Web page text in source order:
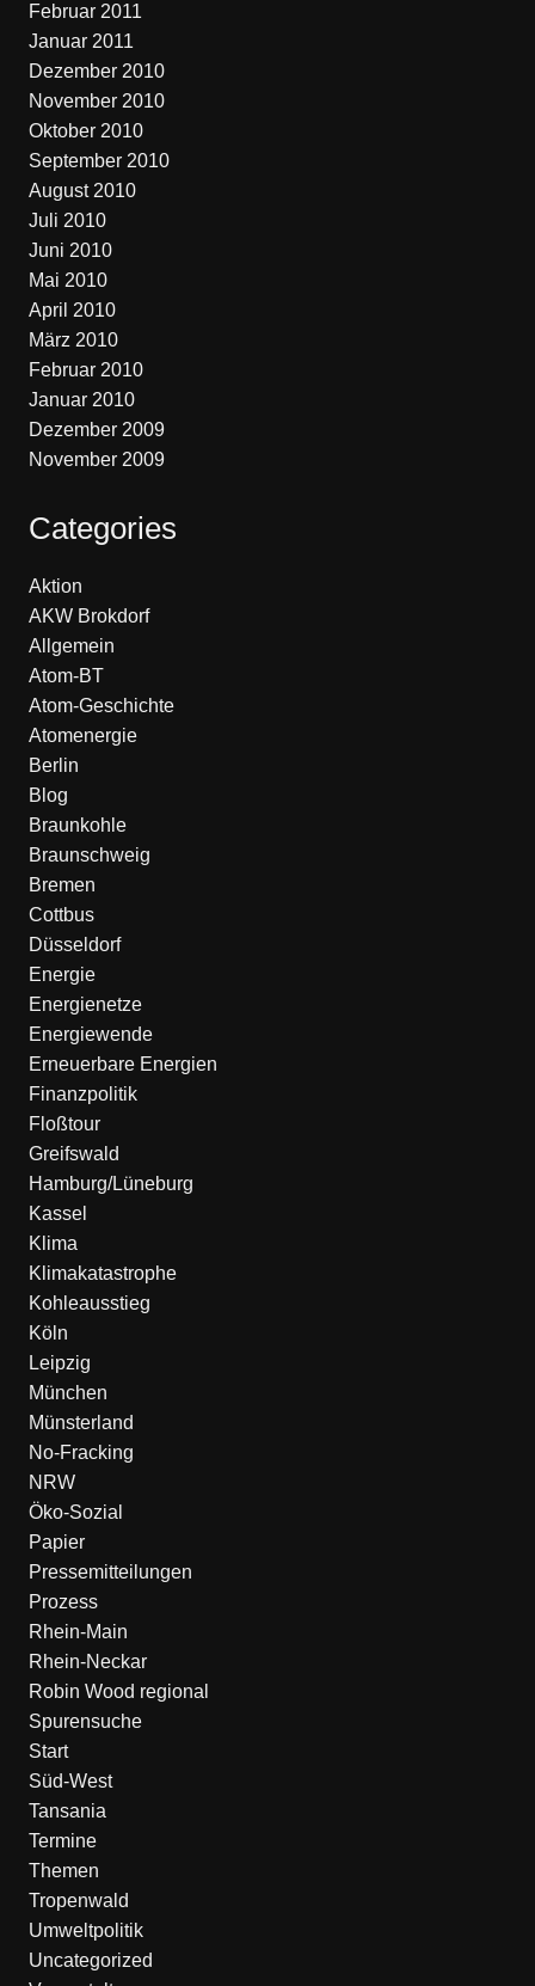
Februar 2011
Januar 2011
Dezember 2010
November 2010
Oktober 2010
September 2010
August 2010
Juli 2010
Juni 2010
Mai 2010
April 2010
März 2010
Februar 2010
Januar 2010
Dezember 2009
November 2009
Categories
Aktion
AKW Brokdorf
Allgemein
Atom-BT
Atom-Geschichte
Atomenergie
Berlin
Blog
Braunkohle
Braunschweig
Bremen
Cottbus
Düsseldorf
Energie
Energienetze
Energiewende
Erneuerbare Energien
Finanzpolitik
Floßtour
Greifswald
Hamburg/Lüneburg
Kassel
Klima
Klimakatastrophe
Kohleausstieg
Köln
Leipzig
München
Münsterland
No-Fracking
NRW
Öko-Sozial
Papier
Pressemitteilungen
Prozess
Rhein-Main
Rhein-Neckar
Robin Wood regional
Spurensuche
Start
Süd-West
Tansania
Termine
Themen
Tropenwald
Umweltpolitik
Uncategorized